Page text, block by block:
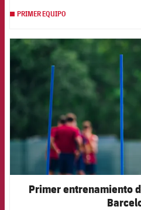
PRIMER EQUIPO
Primer entrenamiento